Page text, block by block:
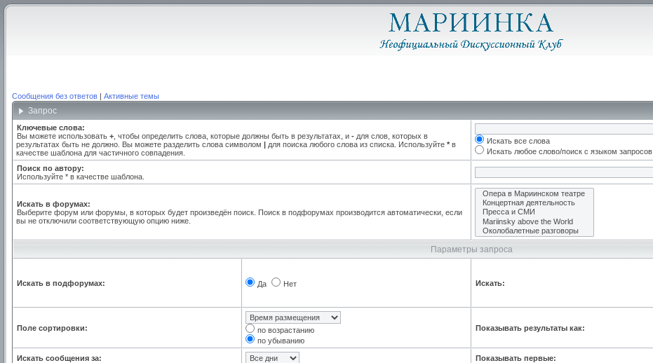
Сообщения без ответов | Активные темы
Запрос
Ключевые слова:
Вы можете использовать + , чтобы определить слова, которые должны быть в результатах, и - для слов, которых в
результатах быть не должно. Вы можете разделить слова символом | для поиска любого слова из списка. Используйте * в
качестве шаблона для частичного совпадения.
Искать все слова
Искать любое слово/поиск с языком запросов
Поиск по автору:
Используйте * в качестве шаблона.
Искать в форумах:
Выберите форум или форумы, в которых будет произведён поиск. Поиск в подфорумах производится автоматически, если
вы не отключили соответствующую опцию ниже.
Параметры запроса
Искать в подфорумах: Да Нет Искать:
Поле сортировки:
по возрастанию
по убыванию
Показывать результаты как:
Искать сообщения за: Показывать первые: